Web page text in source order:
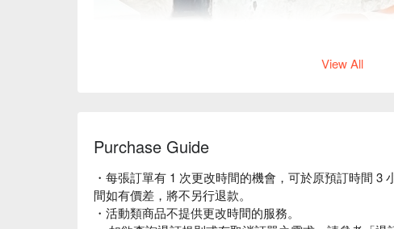
View All
Purchase Guide
・每張訂單有 1 次更改時間的機會，可於原預訂時間 3
間如有價差，將不另行退款。
・活動類商品不提供更改時間的服務。